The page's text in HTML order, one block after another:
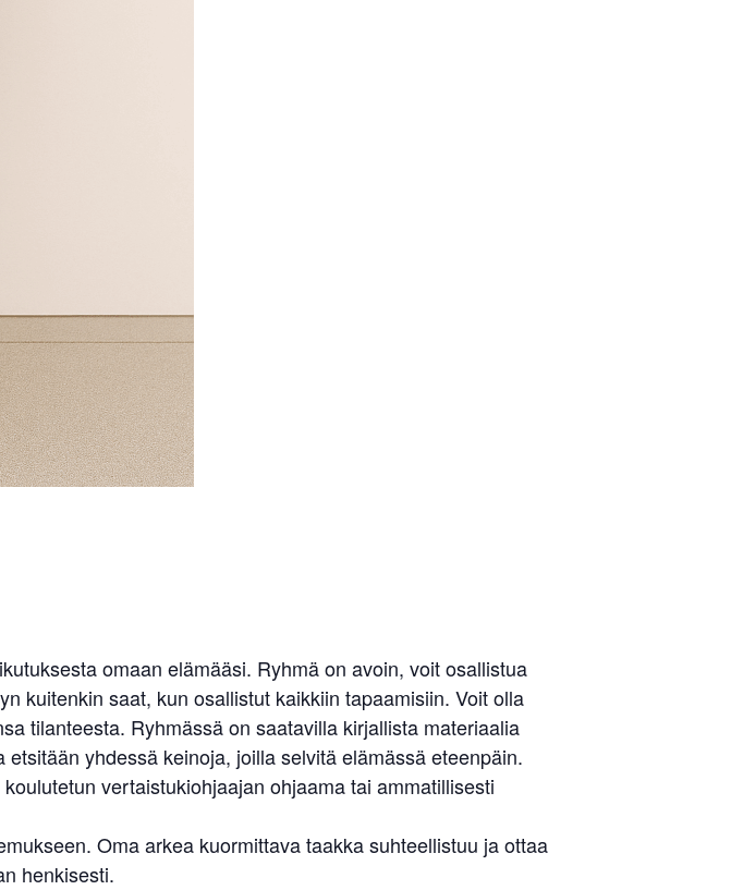
omaan elämääsi. Ryhmä on avoin, voit osallistua
kuitenkin saat, kun osallistut kaikkiin tapaamisiin. Voit olla
tilanteesta. Ryhmässä on saatavilla kirjallista materiaalia
yhdessä keinoja, joilla selvitä elämässä eteenpäin.
vertaistukiohjaajan ohjaama tai ammatillisesti
Oma arkea kuormittava taakka suhteellistuu ja ottaa
henkisesti.